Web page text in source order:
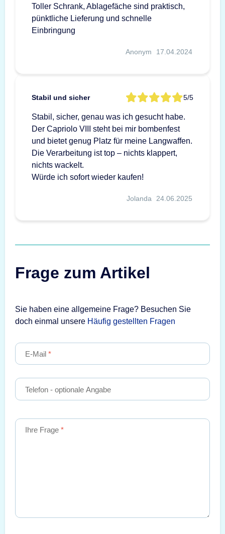
Toller Schrank, Ablagefäche sind praktisch,
pünktliche Lieferung und schnelle
Einbringung
Anonym 17.04.2024
Stabil und sicher 5/5
Stabil, sicher, genau was ich gesucht habe.
Der Capriolo VIII steht bei mir bombenfest
und bietet genug Platz für meine Langwaffen.
Die Verarbeitung ist top – nichts klappert,
nichts wackelt.
Würde ich sofort wieder kaufen!
Jolanda 24.06.2025
Frage zum Artikel
Sie haben eine allgemeine Frage? Besuchen Sie
doch einmal unsere Häufig gestellten Fragen
E-Mail
Telefon - optionale Angabe
Ihre Frage